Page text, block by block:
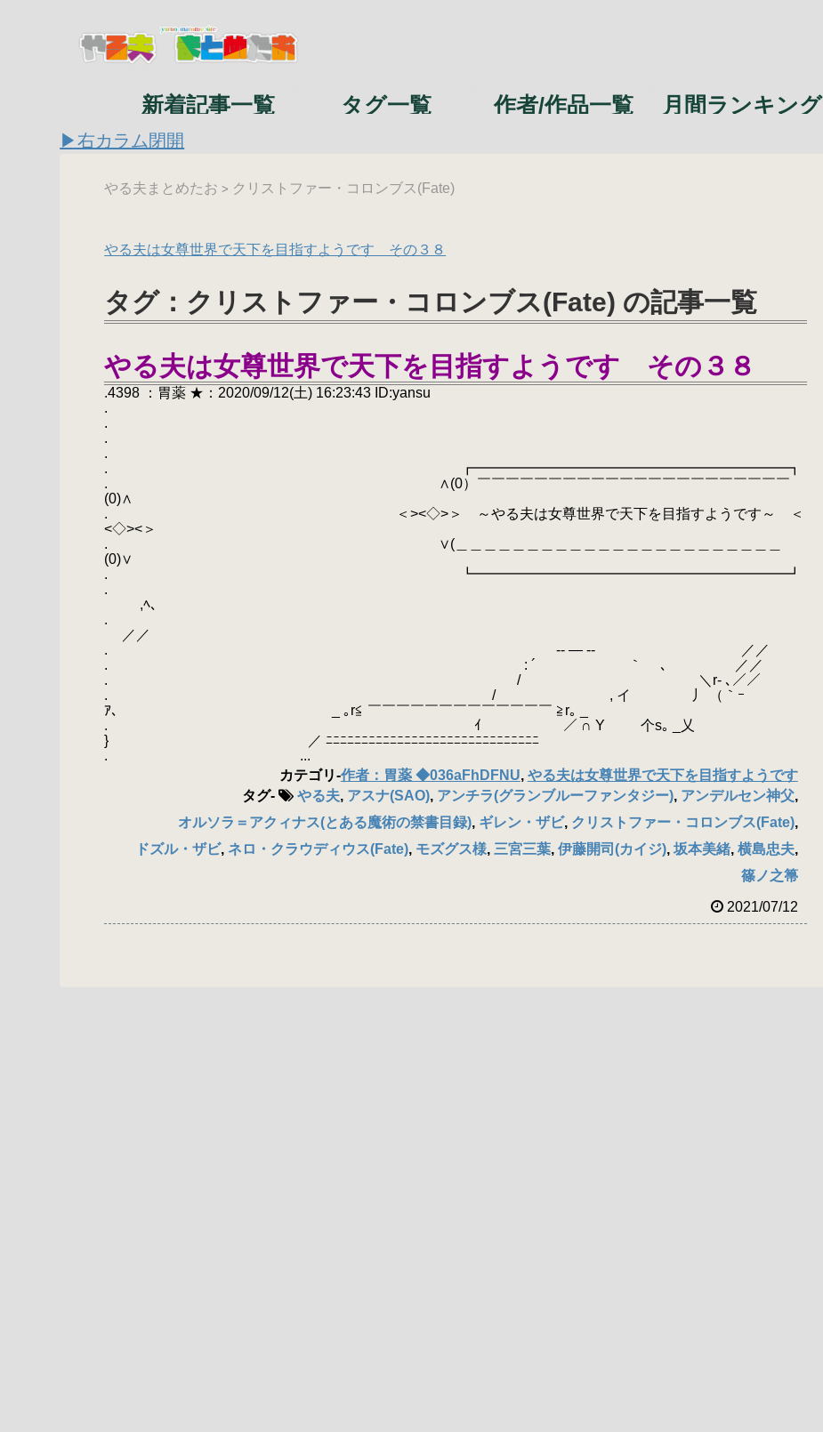
新着記事一覧 タグ一覧 作者/作品一覧 月間ランキング
▶右カラム閉開
やる夫まとめたお > クリストファー・コロンブス(Fate)
やる夫は女尊世界で天下を目指すようです その３８
タグ：クリストファー・コロンブス(Fate) の記事一覧
やる夫は女尊世界で天下を目指すようです その３８
.4398 ：胃薬 ★：2020/09/12(土) 16:23:43 ID:yansu
.
.
.
.
. ┏━━━━━━━━━━━━━━━━━━━━━━┓
. ∧(0）￣￣￣￣￣￣￣￣￣￣￣￣￣￣￣￣￣￣￣￣￣￣
(0)∧
. ＜><◇>＞ ～やる夫は女尊世界で天下を目指すようです～ ＜
<◇><＞
. ∨(＿＿＿＿＿＿＿＿＿＿＿＿＿＿＿＿＿＿＿＿＿＿＿
(0)∨
. ┗━━━━━━━━━━━━━━━━━━━━━━┛
.
,ﾍ、
.
／／
. -‐ ― ‐- ／／
. : ´ ｀ ､ ／／
. / ＼r‐ ､／／
. / , イ 丿 （｀ｰ
ｱ､ _ ｡r≦ ￣￣￣￣￣￣￣￣￣￣￣￣￣ ≧r｡ _
. ｲ ／ ∩ Y 个s｡ _乂
} ／ ﾆﾆﾆﾆﾆﾆﾆﾆﾆﾆﾆﾆﾆﾆﾆﾆﾆﾆﾆﾆﾆﾆﾆﾆﾆﾆﾆﾆﾆﾆ
. ...
カテゴリ-作者：胃薬 ◆036aFhDFNU, やる夫は女尊世界で天下を目指すようです
タグ- やる夫, アスナ(SAO), アンチラ(グランブルーファンタジー), アンデルセン神父,
オルソラ＝アクィナス(とある魔術の禁書目録), ギレン・ザビ, クリストファー・コロンブス(Fate),
ドズル・ザビ, ネロ・クラウディウス(Fate), モズグス様, 三宮三葉, 伊藤開司(カイジ), 坂本美緒, 横島忠夫,
篠ノ之箒
2021/07/12